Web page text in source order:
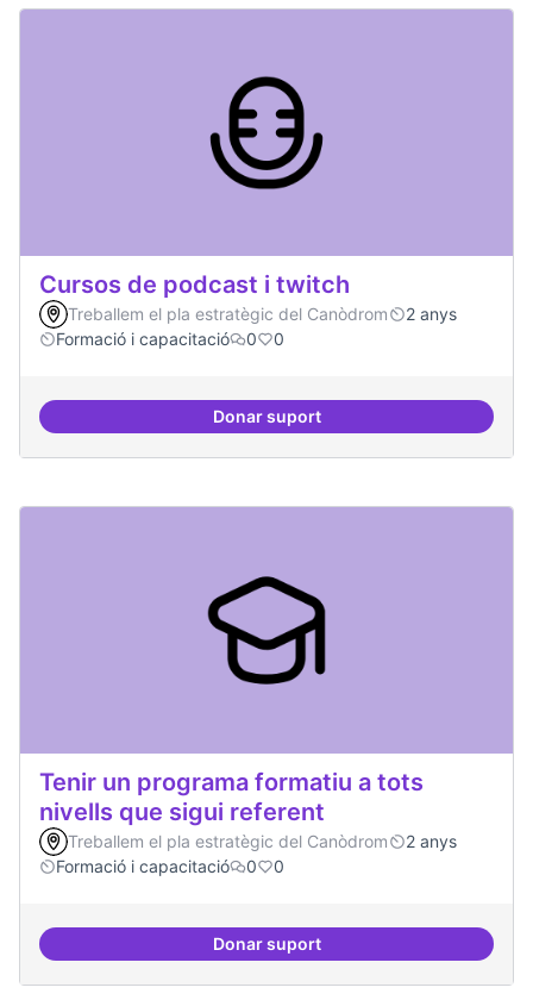
Cursos de podcast i twitch
Treballem el pla estratègic del Canòdrom
2 anys
Formació i capacitació
0 0
Donar suportCursos de podcast i twitch
Tenir un programa formatiu a tots
nivells que sigui referent
Treballem el pla estratègic del Canòdrom
2 anys
Formació i capacitació
0 0
Donar suportTenir un programa formatiu a